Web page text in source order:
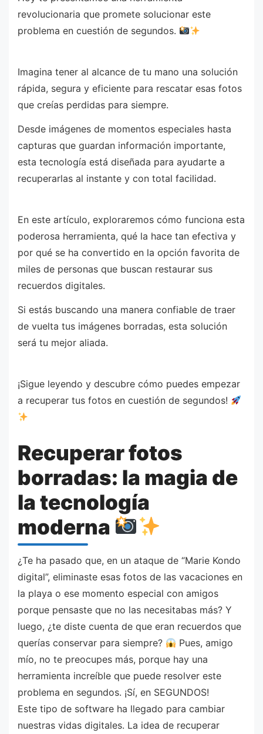
revolucionaria que promete solucionar este
problema en cuestión de segundos.
Imagina tener al alcance de tu mano una solución
rápida, segura y eficiente para rescatar esas fotos
que creías perdidas para siempre.
Desde imágenes de momentos especiales hasta
capturas que guardan información importante,
esta tecnología está diseñada para ayudarte a
recuperarlas al instante y con total facilidad.
En este artículo, exploraremos cómo funciona esta
poderosa herramienta, qué la hace tan efectiva y
por qué se ha convertido en la opción favorita de
miles de personas que buscan restaurar sus
recuerdos digitales.
Si estás buscando una manera confiable de traer
de vuelta tus imágenes borradas, esta solución
será tu mejor aliada.
¡Sigue leyendo y descubre cómo puedes empezar
a recuperar tus fotos en cuestión de segundos!
Recuperar fotos
borradas: la magia de
la tecnología
moderna
¿Te ha pasado que, en un ataque de “Marie Kondo
digital”, eliminaste esas fotos de las vacaciones en
la playa o ese momento especial con amigos
porque pensaste que no las necesitabas más? Y
luego, ¿te diste cuenta de que eran recuerdos que
querías conservar para siempre?
Pues, amigo
mío, no te preocupes más, porque hay una
herramienta increíble que puede resolver este
problema en segundos. ¡Sí, en SEGUNDOS!
Este tipo de software ha llegado para cambiar
nuestras vidas digitales. La idea de recuperar